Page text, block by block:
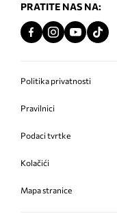
PRATITE NAS NA:
Politika privatnosti
Pravilnici
Podaci tvrtke
Kolačići
Mapa stranice